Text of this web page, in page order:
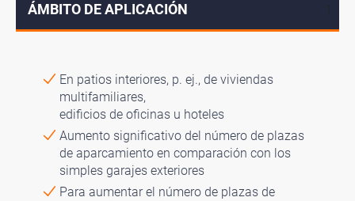
ÁMBITO DE APLICACIÓN
En patios interiores, p. ej., de viviendas
multifamiliares,
edificios de oficinas u hoteles
Aumento significativo del número de plazas
de aparcamiento en comparación con los
simples garajes exteriores
Para aumentar el número de plazas de